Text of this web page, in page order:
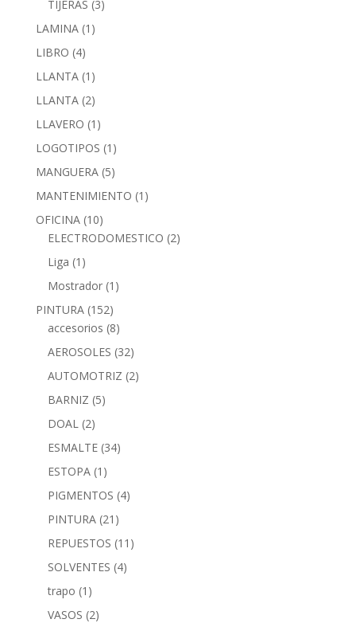
TIJERAS (3)
LAMINA (1)
LIBRO (4)
LLANTA (1)
LLANTA (2)
LLAVERO (1)
LOGOTIPOS (1)
MANGUERA (5)
MANTENIMIENTO (1)
OFICINA (10)
ELECTRODOMESTICO (2)
Liga (1)
Mostrador (1)
PINTURA (152)
accesorios (8)
AEROSOLES (32)
AUTOMOTRIZ (2)
BARNIZ (5)
DOAL (2)
ESMALTE (34)
ESTOPA (1)
PIGMENTOS (4)
PINTURA (21)
REPUESTOS (11)
SOLVENTES (4)
trapo (1)
VASOS (2)